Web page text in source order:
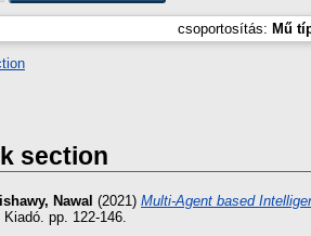
csoportosítás: Mű
section
Nawal (2021) Multi-Agent based
pp. 122-146.